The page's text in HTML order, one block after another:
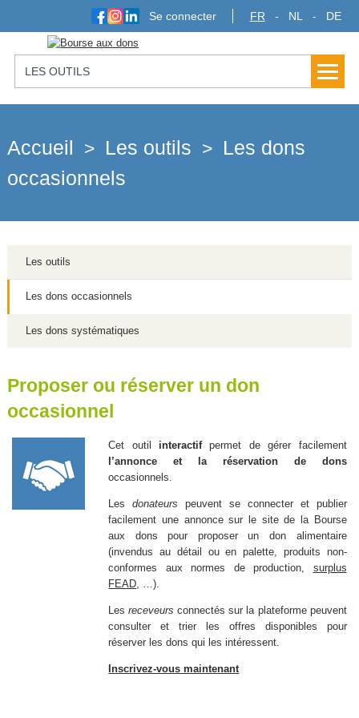
FR NL DE
Se connecter
LES OUTILS
Accueil > Les outils >
Les dons
occasionnels
Les outils
Les dons occasionnels
Les dons systématiques
Proposer ou réserver un don
occasionnel
Cet outil interactifpermet de gérer facilement
l’annonce et la réservation de dons
occasionnels.
Lesdonateurs peuvent se connecter et publier
facilement une annonce sur le site de la Bourse
aux dons pour proposer un don alimentaire
(invendus au détail ou en palette, produits non-
conformes aux normes de production, surplus
FEAD, …).
Lesreceveurs connectés sur la plateforme peuvent
consulter et trier les offres disponibles pour
réserver les dons qui les intéressent.
Inscrivez-vous maintenant